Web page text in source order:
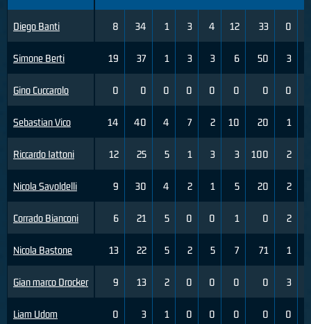
Diego Banti
Simone Berti
Gino Cuccarolo
Sebastian Vico
Riccardo Iattoni
Nicola Savoldelli
Corrado Bianconi
Nicola Bastone
Gian marco Drocker
Liam Udom
8 34 1 3 4 12 33 0
19 37 1 3 3 6 50 3
0 0 0 0 0 0 0 0
14 40 4 7 2 10 20 1
12 25 5 1 3 3 100 2
9 30 4 2 1 5 20 2
6 21 5 0 0 1 0 2
13 22 5 2 5 7 71 1
9 13 2 0 0 0 0 3
0 3 1 0 0 0 0 0